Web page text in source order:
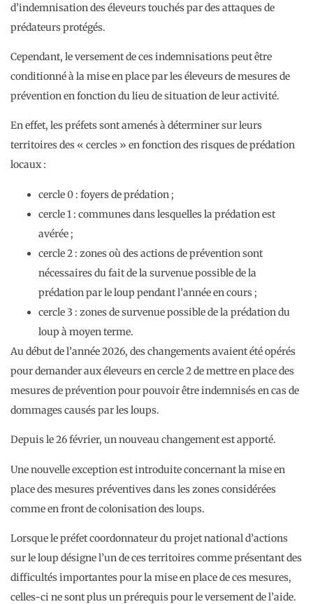
d’indemnisation des éleveurs touchés par des attaques de
prédateurs protégés.
Cependant, le versement de ces indemnisations peut être
conditionné à la mise en place par les éleveurs de mesures de
prévention en fonction du lieu de situation de leur activité.
En effet, les préfets sont amenés à déterminer sur leurs
territoires des « cercles » en fonction des risques de prédation
locaux :
cercle 0 : foyers de prédation ;
cercle 1 : communes dans lesquelles la prédation est
avérée ;
cercle 2 : zones où des actions de prévention sont
nécessaires du fait de la survenue possible de la
prédation par le loup pendant l’année en cours ;
cercle 3 : zones de survenue possible de la prédation du
loup à moyen terme.
Au début de l’année 2026, des changements avaient été opérés
pour demander aux éleveurs en cercle 2 de mettre en place des
mesures de prévention pour pouvoir être indemnisés en cas de
dommages causés par les loups.
Depuis le 26 février, un nouveau changement est apporté.
Une nouvelle exception est introduite concernant la mise en
place des mesures préventives dans les zones considérées
comme en front de colonisation des loups.
Lorsque le préfet coordonnateur du projet national d’actions
sur le loup désigne l’un de ces territoires comme présentant des
difficultés importantes pour la mise en place de ces mesures,
celles-ci ne sont plus un prérequis pour le versement de l’aide.